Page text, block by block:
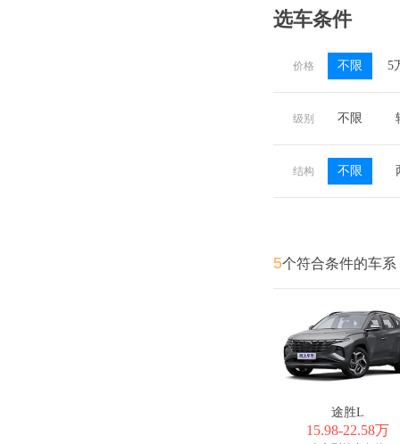
选车条件
价格 不限 5
级别 不限
结构 不限
5个符合条件的车系
途胜L
15.98-22.58万